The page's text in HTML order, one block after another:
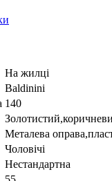
На жилці
Baldinini
140
Металева
Чоловічі
Нестандартна